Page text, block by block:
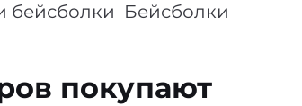
бейсболки Бейсболки
покупают